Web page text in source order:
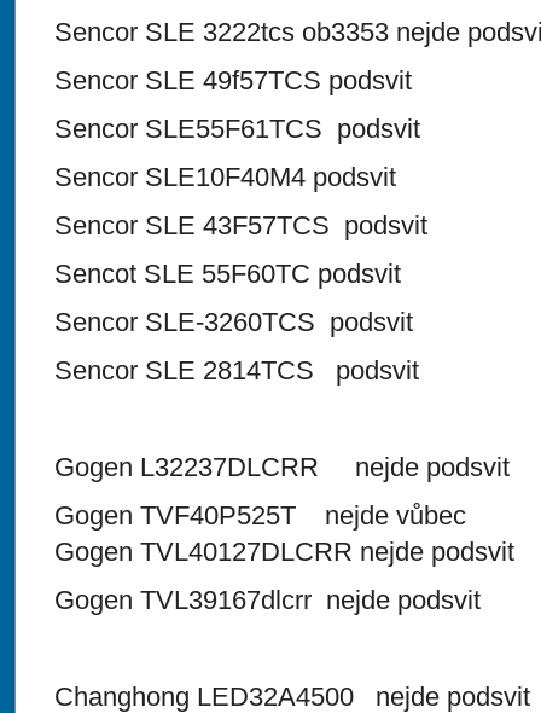
Sencor SLE 3222tcs ob3353 nejde
Sencor SLE 49f57TCS podsvit
Sencor SLE55F61TCS podsvit
Sencor SLE10F40M4 podsvit
Sencor SLE 43F57TCS podsvit
Sencot SLE 55F60TC podsvit
Sencor SLE-3260TCS podsvit
Sencor SLE 2814TCS podsvit
Gogen L32237DLCRR nejde podsvit
Gogen TVF40P525T nejde vůbec
Gogen TVL40127DLCRR nejde podsvit
Gogen TVL39167dlcrr nejde podsvit
Changhong LED32A4500 nejde podsvit